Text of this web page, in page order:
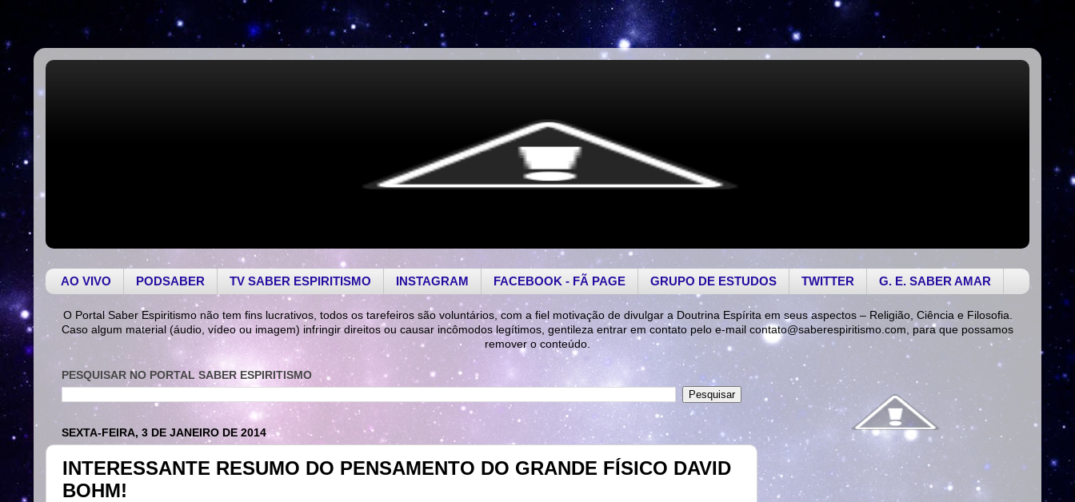
AO VIVO PODSABER TV SABER ESPIRITISMO INSTAGRAM FACEBOOK - FÃ PAGE GRUPO DE ESTUDOS TWITTER G. E. SABER AMAR
O Portal Saber Espiritismo não tem fins lucrativos, todos os tarefeiros são voluntários, com a fiel motivação de divulgar a Doutrina Espírita em seus aspectos – Religião, Ciência e Filosofia.
Caso algum material (áudio, vídeo ou imagem) infringir direitos ou causar incômodos legítimos, gentileza entrar em contato pelo e-mail contato@saberespiritismo.com , para que possamos
remover o conteúdo.
PESQUISAR NO PORTAL SABER ESPIRITISMO
SEXTA-FEIRA, 3 DE JANEIRO DE 2014
INTERESSANTE RESUMO DO PENSAMENTO DO GRANDE FÍSICO DAVID
BOHM!